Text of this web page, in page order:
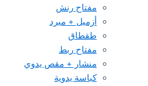
مفتاح رنش
أزميل + مبرد
طقطاق
مفتاح ربط
منشار + مقص يدوي
كباسة يدوية